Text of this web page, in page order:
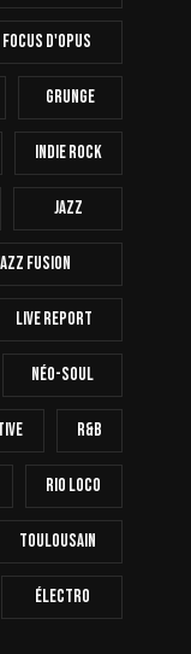
Focus D'Opus
Grunge
Indie Rock
Jazz
Fusion
Live Report
Néo-Soul
R&B
Rio Loco
Toulousain
Électro